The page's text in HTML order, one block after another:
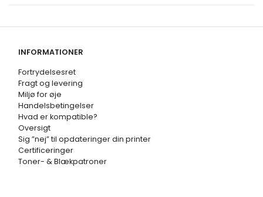
INFORMATIONER
Fortrydelsesret
Fragt og levering
Miljø for øje
Handelsbetingelser
Hvad er kompatible?
Oversigt
Sig ”nej” til opdateringer din printer
Certificeringer
Toner- & Blækpatroner